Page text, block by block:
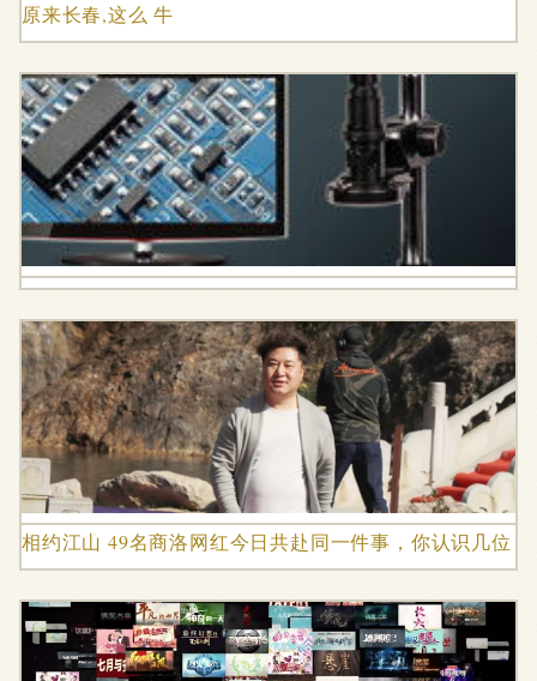
原来长春,这么 牛
相约江山 49名商洛网红今日共赴同一件事，你认识几位？